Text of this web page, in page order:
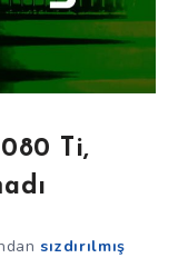
Ti,
sızdırılmış